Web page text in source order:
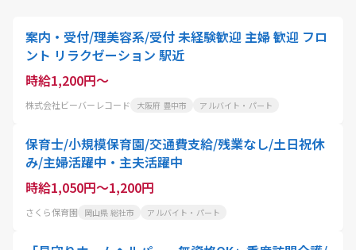
案内・受付/理美容系/受付 未経験歓迎 主婦 歓迎 フロ
ント リラクゼーション 駅近
時給1,200円～
株式会社ビーバーレコード 大阪府 豊中市 アルバイト・パート
保育士/小規模保育園/交通費支給/残業なし/土日祝休
み/主婦活躍中・主夫活躍中
時給1,050円～1,200円
さくら保育園 岡山県 総社市 アルバイト・パート